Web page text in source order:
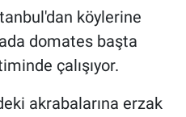
köylerine
domates başta
çalışıyor.
akrabalarına erzak